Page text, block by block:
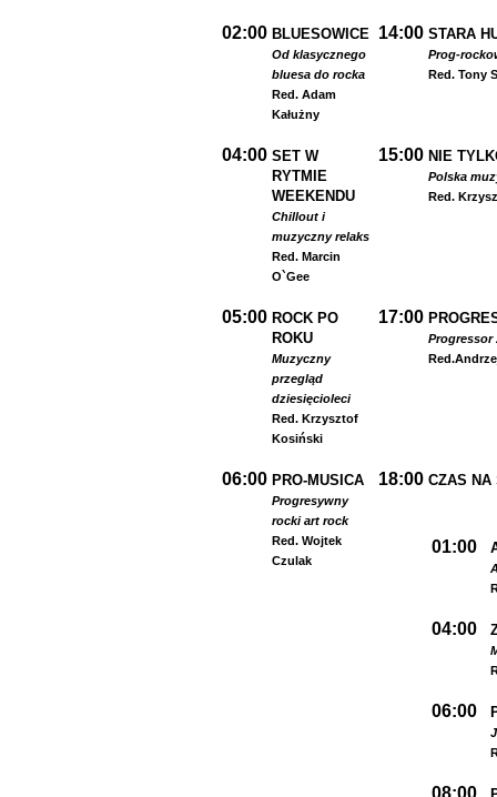
02:00 BLUESOWICE
Od klasycznego
bluesa do rocka
Red. Adam
Kałużny
14:00 STARA
Prog-
Red. Tony
04:00 SET W
RYTMIE
WEEKENDU
Chillout i
muzyczny relaks
Red. Marcin
O`Gee
15:00 NIE
Polska
Red.
05:00 ROCK PO
ROKU
Muzyczny
przegląd
dziesięcioleci
Red. Krzysztof
Kosiński
17:00
Progressor
Red.
06:00 PRO-MUSICA
Progresywny
rocki art rock
Red. Wojtek
Czulak
18:00 CZAS NA
01:00
04:00
06:00
08:00